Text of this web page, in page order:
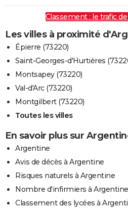
Classement : le trafic
Les villes à proximité
Épierre (73220)
Saint-Georges-d'Hurtières
Montsapey (73220)
Val-d'Arc (73220)
Montgilbert (73220)
Toutes les villes
En savoir plus sur
Argentine
Avis de décès à Argentine
Risques naturels à Argentine
Nombre d'infirmiers à Argentine
Classement des lycées à